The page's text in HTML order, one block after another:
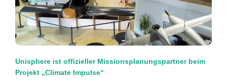
Unisphere ist offizieller Missionsplanungspartner beim
Projekt „Climate Impulse“